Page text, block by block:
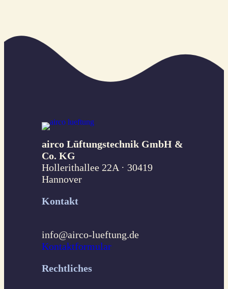
airco Lüftungstechnik GmbH &
Co. KG
Hollerithallee 22A · 30419
Hannover
Kontakt
info@airco-lueftung.de
Kontaktformular
Rechtliches